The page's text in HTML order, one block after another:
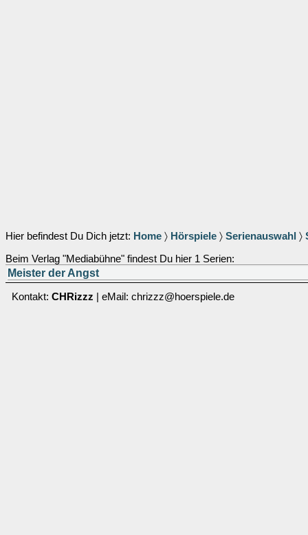
Hier befindest Du Dich jetzt: Home 〉 Hörspiele 〉 Serienauswahl 〉
Beim Verlag "Mediabühne" findest Du hier 1 Serien:
Meister der Angst
Kontakt: CHRizzz | eMail: chrizzz@hoerspiele.de